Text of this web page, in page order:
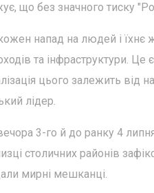
що без значного тиску
напад на людей і їхнє
та інфраструктури.
цього залежить
лідер.
3-го й до ранку 4
столичних районів
мирні мешканці.